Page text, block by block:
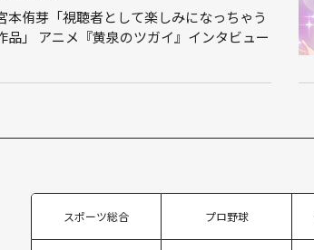
本侑芽「視聴者として楽しみになっちゃう
品」 アニメ『黄泉のツガイ』インタビュー
スポーツ総合 プロ野球